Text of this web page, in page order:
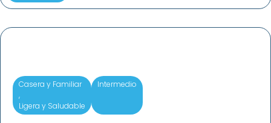
Casera y Familiar
,
Ligera y Saludable
Intermedio